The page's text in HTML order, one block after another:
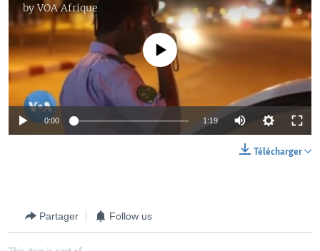
byVOA Afrique
No media source currently available
0:00 1:19
Télécharger
Partager Follow us